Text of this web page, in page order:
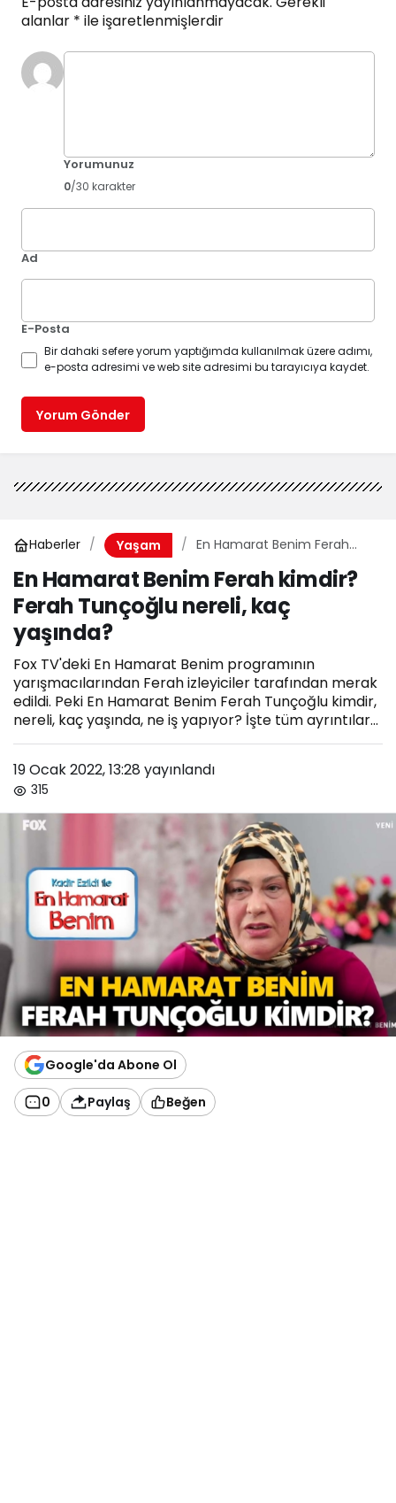
alanlar * ile işaretlenmişlerdir
Yorumunuz
0/30 karakter
Ad
E-Posta
Bir dahaki sefere yorum yaptığımda kullanılmak üzere adımı,
e-posta adresimi ve web site adresimi bu tarayıcıya kaydet.
Yorum Gönder
Haberler Yaşam
En Hamarat Benim Ferah
nereli, kaç yaşında?
En Hamarat Benim Ferah kimdir?
Ferah Tunçoğlu nereli, kaç
yaşında?
Fox TV'deki En Hamarat Benim programının
yarışmacılarından Ferah izleyiciler tarafından merak
edildi. Peki En Hamarat Benim Ferah Tunçoğlu kimdir,
nereli, kaç yaşında, ne iş yapıyor? İşte tüm ayrıntılar...
19 Ocak 2022, 13:28 yayınlandı
315
Google'da Abone Ol
0 Paylaş Beğen